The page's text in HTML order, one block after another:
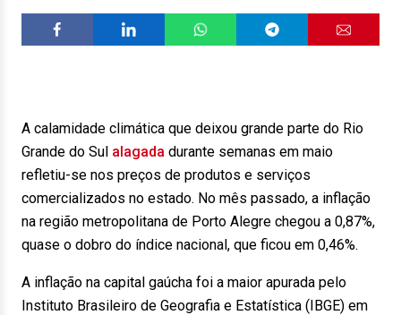
A calamidade climática que deixou grande parte do Rio
Grande do Sul alagada durante semanas em maio
refletiu-se nos preços de produtos e serviços
comercializados no estado. No mês passado, a inflação
na região metropolitana de Porto Alegre chegou a 0,87%,
quase o dobro do índice nacional, que ficou em 0,46%.
A inflação na capital gaúcha foi a maior apurada pelo
Instituto Brasileiro de Geografia e Estatística (IBGE) em